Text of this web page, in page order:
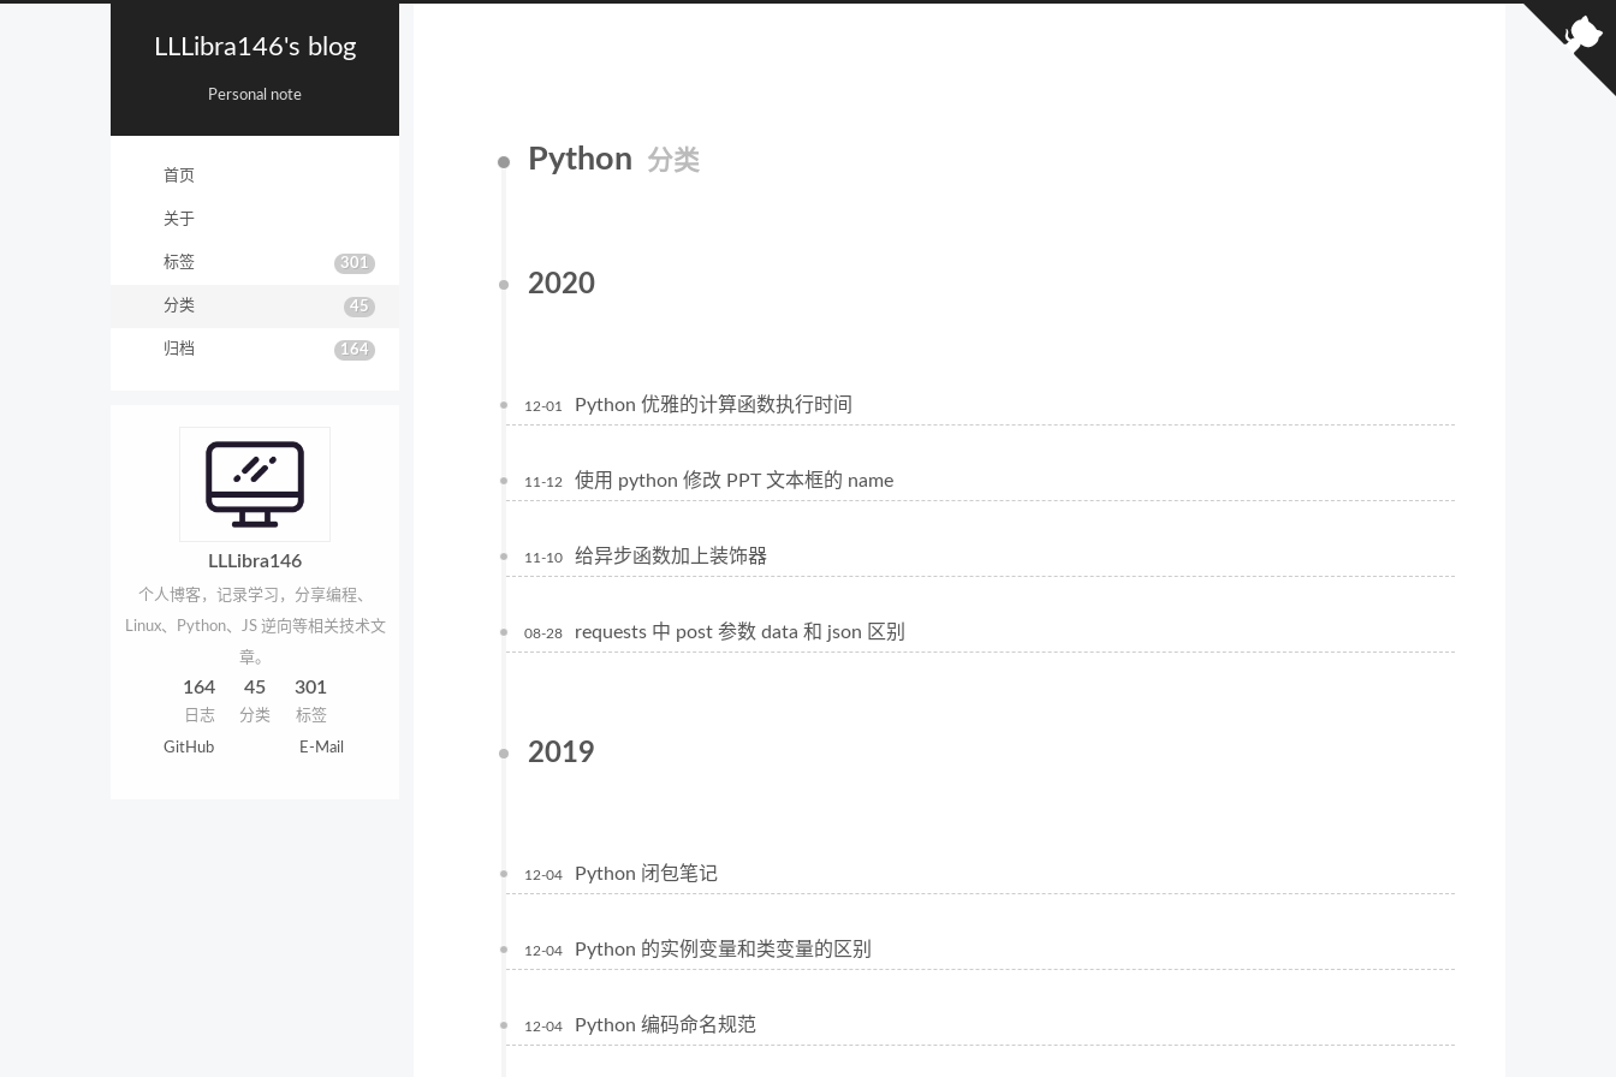
LLLibra146's blog
Personal note
首页
关于
标签 301
分类 45
归档 164
LLLibra146
个人博客，记录学习，分享编程、
Linux、Python、JS 逆向等相关技术文
章。
164
日志
45
分类
301
标签
GitHub E-Mail
Python 分类
2020
12-01 Python 优雅的计算函数执行时间
11-12 使用 python 修改 PPT 文本框的 name
11-10 给异步函数加上装饰器
08-28 requests 中 post 参数 data 和 json 区别
2019
12-04 Python 闭包笔记
12-04 Python 的实例变量和类变量的区别
12-04 Python 编码命名规范